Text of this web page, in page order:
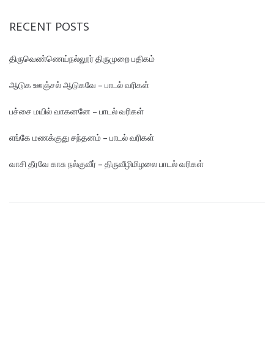
RECENT POSTS
திருவெண்ணெய்நல்லூர் திருமுறை பதிகம்
ஆடுக ஊஞ்சல் ஆடுகவே – பாடல் வரிகள்
பச்சை மயில் வாகனனே – பாடல் வரிகள்
எங்கே மண‌க்குது சந்தனம் – பாடல் வரிகள்
வாசி தீரவே காசு நல்குவீர் – திருவீழிமிழலை பாடல் வரிகள்